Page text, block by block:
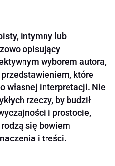
intymny lub
opisujący
wyborem autora,
które
własnej interpretacji. Nie
rzeczy, by budził
i prostocie,
się bowiem
i treści.